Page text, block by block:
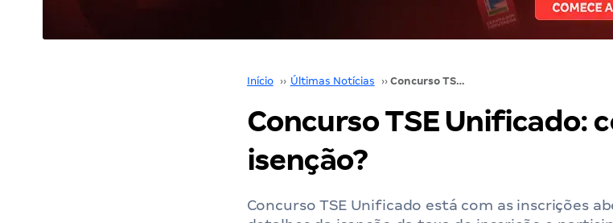
Início ›› Últimas Notícias ›› Concurso TSE Unificado: como pedir a isenção?
Concurso TSE Unificado:
isenção?
Concurso TSE Unificado está com as inscrições